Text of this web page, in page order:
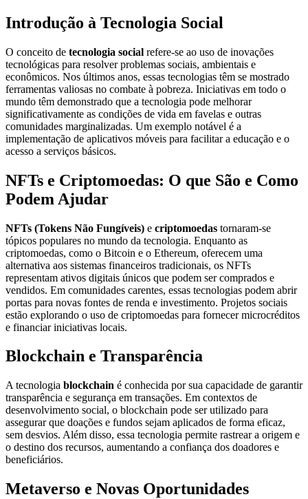
Introdução à Tecnologia Social
O conceito de tecnologia social refere-se ao uso de inovações
tecnológicas para resolver problemas sociais, ambientais e
econômicos. Nos últimos anos, essas tecnologias têm se mostrado
ferramentas valiosas no combate à pobreza. Iniciativas em todo o
mundo têm demonstrado que a tecnologia pode melhorar
significativamente as condições de vida em favelas e outras
comunidades marginalizadas. Um exemplo notável é a
implementação de aplicativos móveis para facilitar a educação e o
acesso a serviços básicos.
NFTs e Criptomoedas: O que São e Como
Podem Ajudar
NFTs (Tokens Não Fungíveis) e criptomoedas tornaram-se
tópicos populares no mundo da tecnologia. Enquanto as
criptomoedas, como o Bitcoin e o Ethereum, oferecem uma
alternativa aos sistemas financeiros tradicionais, os NFTs
representam ativos digitais únicos que podem ser comprados e
vendidos. Em comunidades carentes, essas tecnologias podem abrir
portas para novas fontes de renda e investimento. Projetos sociais
estão explorando o uso de criptomoedas para fornecer microcréditos
e financiar iniciativas locais.
Blockchain e Transparência
A tecnologia blockchain é conhecida por sua capacidade de garantir
transparência e segurança em transações. Em contextos de
desenvolvimento social, o blockchain pode ser utilizado para
assegurar que doações e fundos sejam aplicados de forma eficaz,
sem desvios. Além disso, essa tecnologia permite rastrear a origem e
o destino dos recursos, aumentando a confiança dos doadores e
beneficiários.
Metaverso e Novas Oportunidades